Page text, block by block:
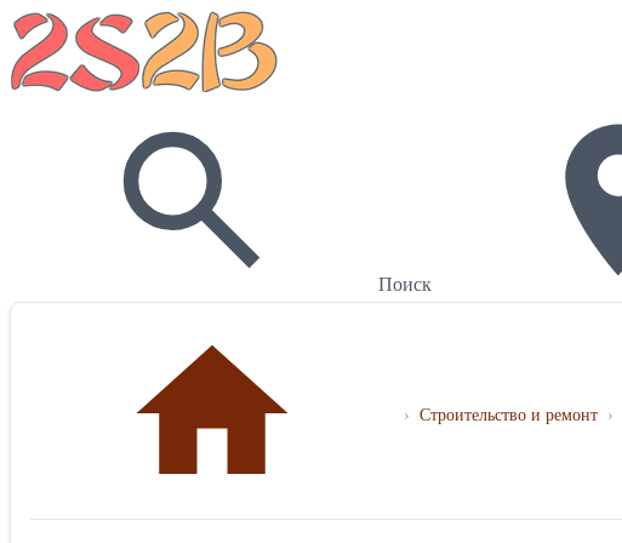
Поиск
› Строительство и ремонт ›